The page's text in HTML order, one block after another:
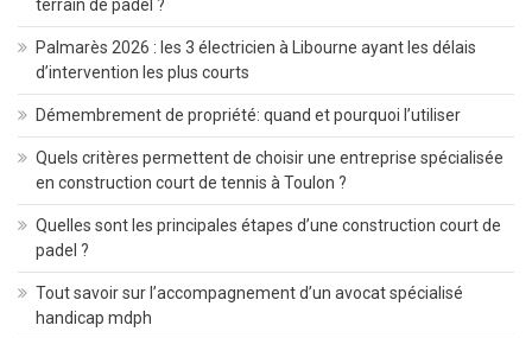
terrain de padel ?
Palmarès 2026 : les 3 électricien à Libourne ayant les délais
d’intervention les plus courts
Démembrement de propriété: quand et pourquoi l’utiliser
Quels critères permettent de choisir une entreprise spécialisée
en construction court de tennis à Toulon ?
Quelles sont les principales étapes d’une construction court de
padel ?
Tout savoir sur l’accompagnement d’un avocat spécialisé
handicap mdph